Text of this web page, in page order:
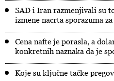
SAD i Iran razmenjivali su
izmene nacrta sporazuma
Cena nafte je porasla, a
konkretnih naznaka da je
Koje su ključne tačke